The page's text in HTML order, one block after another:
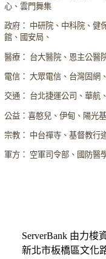
心、雲門舞集
政府： 中研院、中科院、健
館、國安局、
醫療： 台大醫院、恩主公醫
電信： 大眾電信、台灣固網
交通： 台北捷運公司、華航
公益：喜憨兒、伊甸、陽光
宗教： 中台禪寺、基督教行
軍方： 空軍司令部、國防醫
ServerBank 由力梭資
新北市板橋區文化路